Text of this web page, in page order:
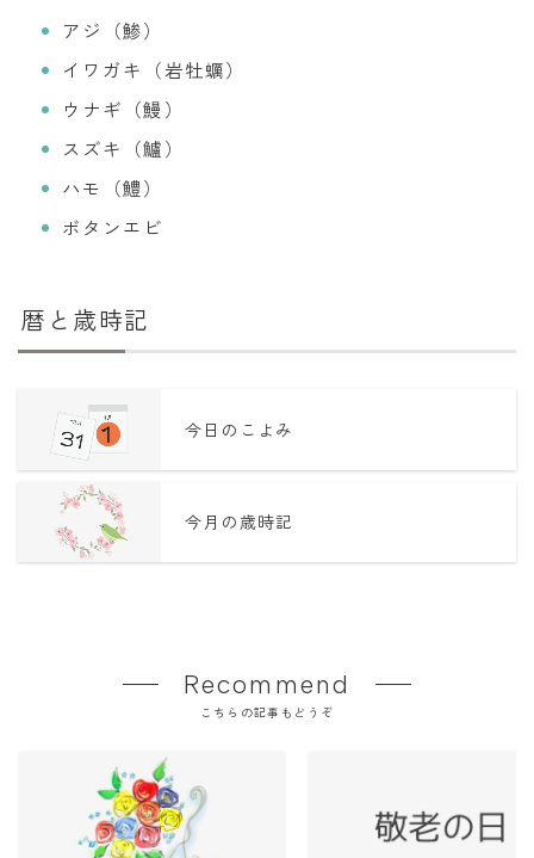
アジ（鯵）
イワガキ（岩牡蠣）
ウナギ（鰻）
スズキ（鱸）
ハモ（鱧）
ボタンエビ
暦と歳時記
今日のこよみ
今月の歳時記
Recommend
こちらの記事もどうぞ